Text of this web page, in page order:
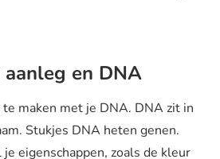
en DNA
maken met je DNA. DNA zit in
Stukjes DNA heten genen.
eigenschappen, zoals de kleur